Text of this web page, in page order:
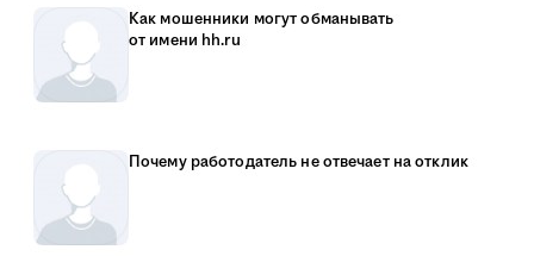
Как мошенники могут обманывать
от имени hh.ru
Почему работодатель не отвечает на отклик